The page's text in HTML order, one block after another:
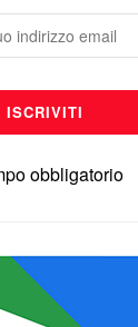
obbligatorio